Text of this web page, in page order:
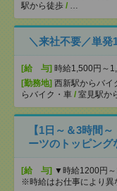
駅から徒歩 / …
＼来社不要／単
[給 与] 時給1,500円～
[勤務地] 西新駅からバイ
らバイク・車 / 室見駅か
【1日～＆3時間
ーツのトッピング
[給 与] ▼時給1200円
※時給はお仕事により異